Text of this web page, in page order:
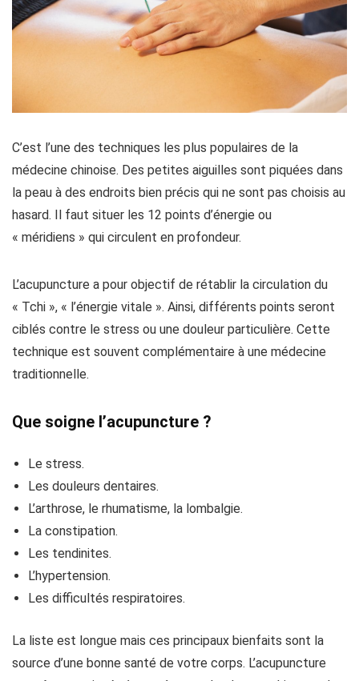
C’est l’une des techniques les plus populaires de la
médecine chinoise. Des petites aiguilles sont piquées dans
la peau à des endroits bien précis qui ne sont pas choisis au
hasard. Il faut situer les 12 points d’énergie ou
« méridiens » qui circulent en profondeur.
L’acupuncture a pour objectif de rétablir la circulation du
« Tchi », « l’énergie vitale ». Ainsi, différents points seront
ciblés contre le stress ou une douleur particulière. Cette
technique est souvent complémentaire à une médecine
traditionnelle.
Que soigne l’acupuncture ?
Le stress.
Les douleurs dentaires.
L’arthrose, le rhumatisme, la lombalgie.
La constipation.
Les tendinites.
L’hypertension.
Les difficultés respiratoires.
La liste est longue mais ces principaux bienfaits sont la
source d’une bonne santé de votre corps. L’acupuncture